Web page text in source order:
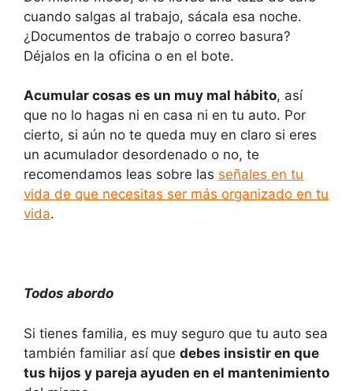
cuando salgas al trabajo, sácala esa noche.
¿Documentos de trabajo o correo basura?
Déjalos en la oficina o en el bote.
Acumular cosas es un muy mal hábito, así
que no lo hagas ni en casa ni en tu auto. Por
cierto, si aún no te queda muy en claro si eres
un acumulador desordenado o no, te
recomendamos leas sobre las señales en tu
vida de que necesitas ser más organizado en tu
vida.
Todos abordo
Si tienes familia, es muy seguro que tu auto sea
también familiar así que debes insistir en que
tus hijos y pareja ayuden en el mantenimiento